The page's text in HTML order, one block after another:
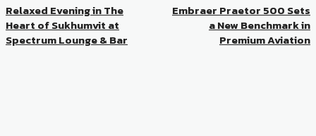
Relaxed Evening in The
Heart of Sukhumvit at
Spectrum Lounge & Bar
Embraer Praetor 500 Sets
a New Benchmark in
Premium Aviation